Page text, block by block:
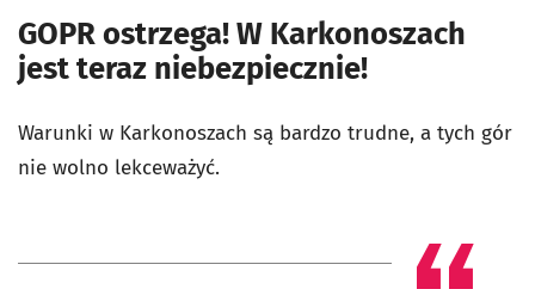
GOPR ostrzega! W Karkonoszach
jest teraz niebezpiecznie!
Warunki w Karkonoszach są bardzo trudne, a tych gór
nie wolno lekceważyć.